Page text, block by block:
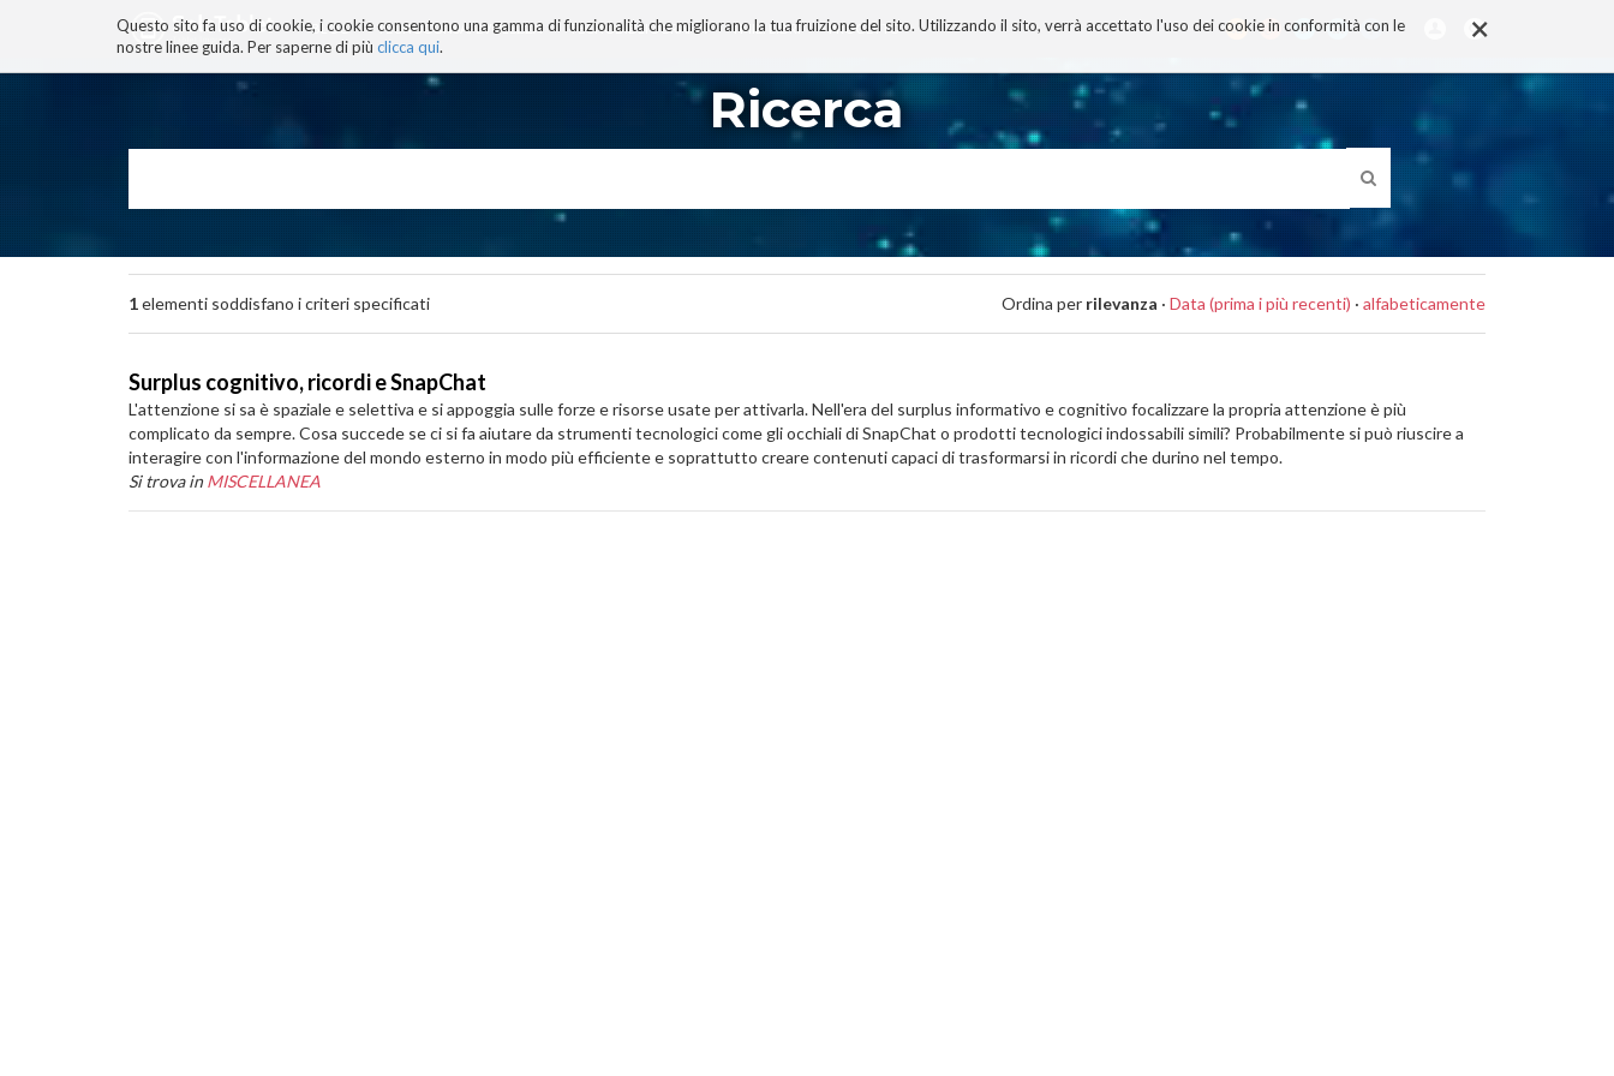
×
Questo sito fa uso di cookie, i cookie consentono una gamma di funzionalità che migliorano la tua fruizione del sito. Utilizzando il sito, verrà accettato l'uso dei cookie in conformità con le
nostre linee guida. Per saperne di più clicca qui.
BLOG TECNOCONSAPEVOLEZZA TECNOBIBLIOGRAFIA I MIEI LIBRI PROGETTO
navigazione
Ricerca
1elementi soddisfano i criteri specificati Ordina per rilevanza · Data (prima i più recenti) · alfabeticamente
Surplus cognitivo, ricordi e SnapChat
L'attenzione si sa è spaziale e selettiva e si appoggia sulle forze e risorse usate per attivarla. Nell'era del surplus informativo e cognitivo focalizzare la propria attenzione è più
complicato da sempre. Cosa succede se ci si fa aiutare da strumenti tecnologici come gli occhiali di SnapChat o prodotti tecnologici indossabili simili? Probabilmente si può riuscire a
interagire con l'informazione del mondo esterno in modo più efficiente e soprattutto creare contenuti capaci di trasformarsi in ricordi che durino nel tempo.
Si trova in MISCELLANEA